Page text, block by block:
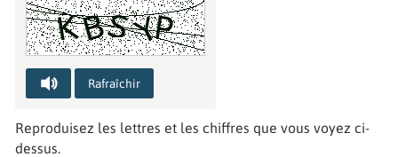
Captcha audio : tapez les lettres que vous entendez
Rafraîchir
Reproduisez les lettres et les chiffres que vous voyez ci-
dessus.